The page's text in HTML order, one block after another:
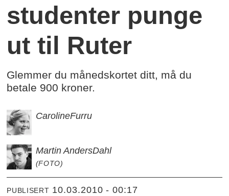
studenter punge
ut til Ruter
Glemmer du månedskortet ditt, må du
betale 900 kroner.
CarolineFurru
Martin AndersDahl
(FOTO)
PUBLISERT 10.03.2010 - 00:17